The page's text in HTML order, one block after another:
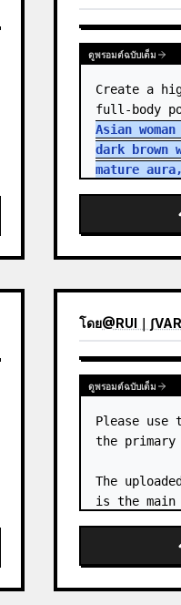
ดูพรอมต์ฉบับเต็ม
Create a
full-body
Asian
dark brown
mature
in an
โดย@RUI｜
ดูพรอมต์ฉบับเต็ม
Please use
the primary
The
is the